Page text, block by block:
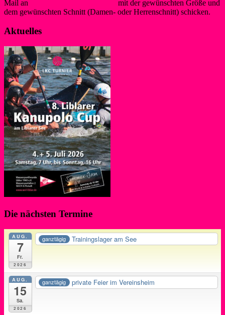
Mail an
mit der gewünschten Größe und
dem gewünschten Schnitt (Damen- oder Herrenschnitt) schicken.
Aktuelles
Die nächsten Termine
AUG.
7
Fr.
2026
ganztägig Trainingslager am See
AUG.
15
Sa.
2026
ganztägig private Feier im Vereinsheim